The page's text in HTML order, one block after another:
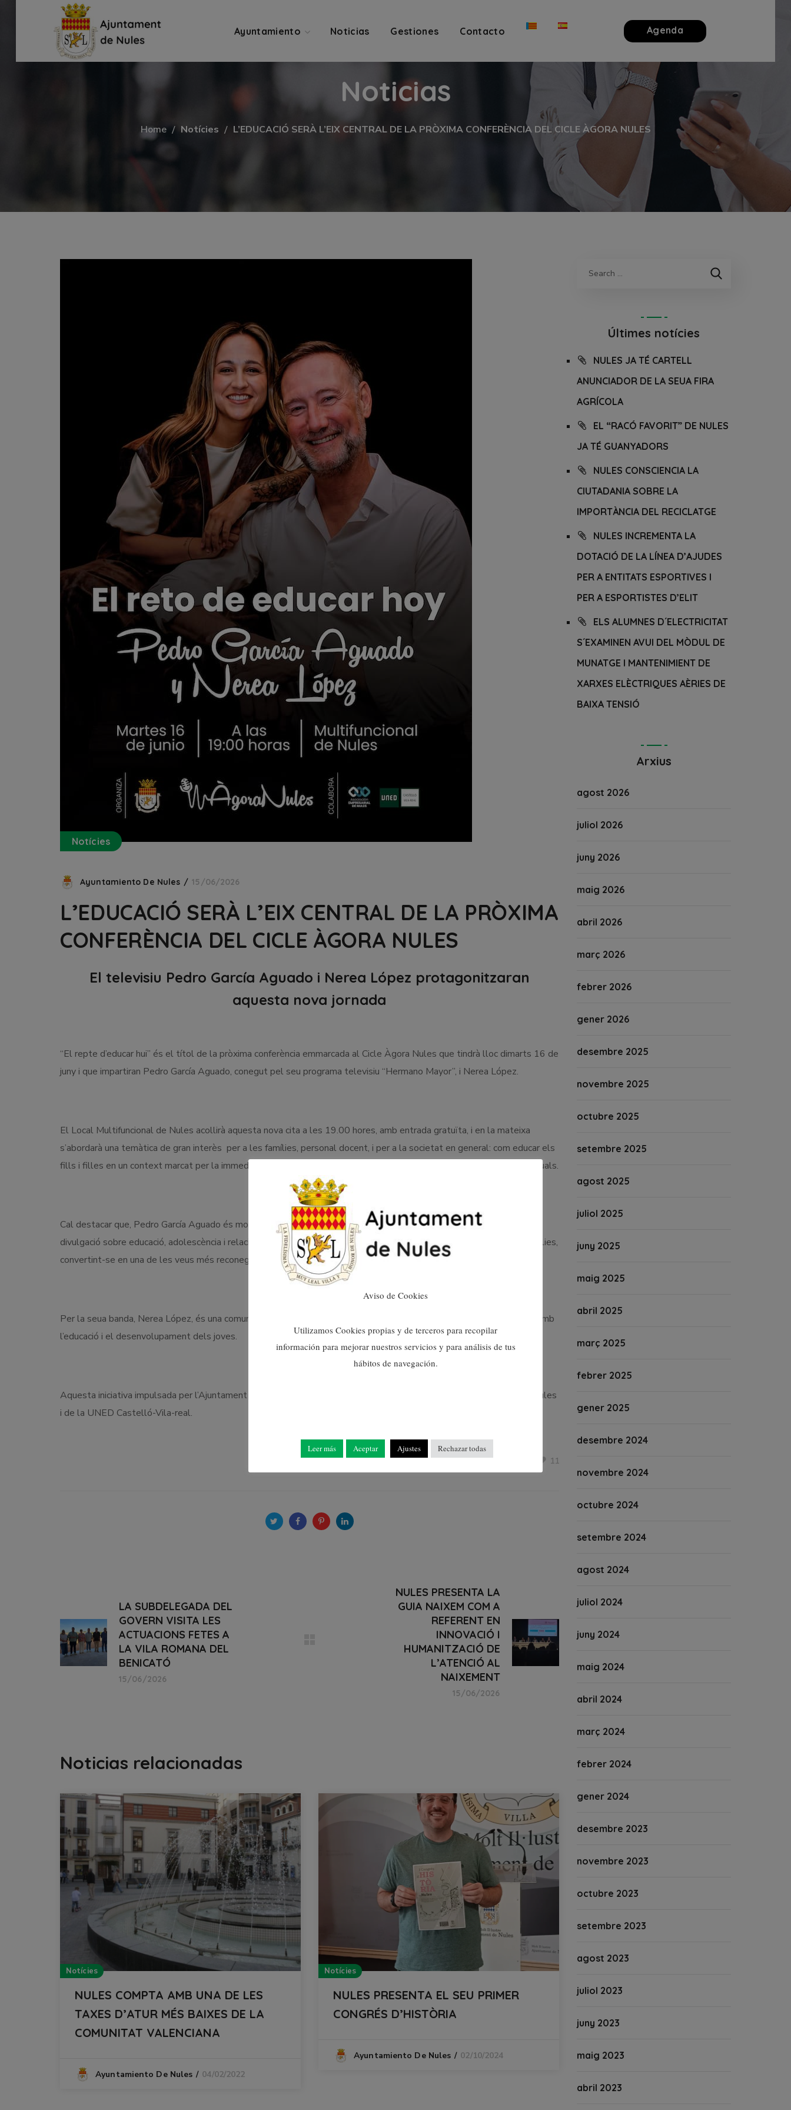
Ayuntamiento Noticias Gestiones Contacto Agenda
Noticias
Home Notícies L’EDUCACIÓ SERÀ L’EIX CENTRAL DE LA PRÒXIMA CONFERÈNCIA DEL CICLE ÀGORA NULES
Notícies
Ayuntamiento De Nules 15/06/2026
L’EDUCACIÓ SERÀ L’EIX CENTRAL DE LA PRÒXIMA
CONFERÈNCIA DEL CICLE ÀGORA NULES
El televisiu Pedro García Aguado i Nerea López protagonitzaran
aquesta nova jornada
“El repte d’educar hui” és el títol de la pròxima conferència emmarcada al Cicle Àgora Nules que tindrà lloc dimarts 16 de
juny i que impartiran Pedro García Aguado, conegut pel seu programa televisiu “Hermano Mayor”, i Nerea López.
El Local Multifuncional de Nules acollirà aquesta nova cita a les 19.00 hores, amb entrada gratuïta, i en la mateixa
s’abordarà una temàtica de gran interès per a les famílies, personal docent, i per a la societat en general: com educar els
fills i filles en un context marcat per la immediatesa, la tecnologia, les xarxes socials i els profunds canvis socials actuals.
Cal destacar que, Pedro García Aguado és molt conegut per la seua trajectòria professional i per la seua tasca de
divulgació sobre educació, adolescència i relacions familiars, que durant anys ha treballat directament amb joves i famílies,
convertint-se en una de les veus més reconegudes a Espanya en matèria d’educació i prevenció.
Per la seua banda, Nerea López, és una comunicadora i divulgadora especialitzada en qüestions relacionades també amb
l’educació i el desenvolupament dels joves.
Aquesta iniciativa impulsada per l’Ajuntament de Nules compta amb la col·laboració de l’Associació Empresarial de Nules
i de la UNED Castelló-Vila-real.
11
LA SUBDELEGADA DEL
GOVERN VISITA LES
ACTUACIONS FETES A
LA VILA ROMANA DEL
BENICATÓ
15/06/2026
NULES PRESENTA LA
GUIA NAIXEM COM A
REFERENT EN
INNOVACIÓ I
HUMANITZACIÓ DE
L’ATENCIÓ AL
NAIXEMENT
15/06/2026
Noticias relacionadas
Notícies
NULES COMPTA AMB UNA DE LES
TAXES D’ATUR MÉS BAIXES DE LA
COMUNITAT VALENCIANA
Ayuntamiento De Nules 04/02/2022
Notícies
NULES PRESENTA EL SEU PRIMER
CONGRÉS D’HISTÒRIA
Ayuntamiento De Nules 02/10/2024
Últimes notícies
NULES JA TÉ CARTELL
ANUNCIADOR DE LA SEUA FIRA
AGRÍCOLA
EL “RACÓ FAVORIT” DE NULES
JA TÉ GUANYADORS
NULES CONSCIENCIA LA
CIUTADANIA SOBRE LA
IMPORTÀNCIA DEL RECICLATGE
NULES INCREMENTA LA
DOTACIÓ DE LA LÍNEA D’AJUDES
PER A ENTITATS ESPORTIVES I
PER A ESPORTISTES D’ELIT
ELS ALUMNES D´ELECTRICITAT
S´EXAMINEN AVUI DEL MÒDUL DE
MUNATGE I MANTENIMIENT DE
XARXES ELÈCTRIQUES AÈRIES DE
BAIXA TENSIÓ
Arxius
agost 2026
juliol 2026
juny 2026
maig 2026
abril 2026
març 2026
febrer 2026
gener 2026
desembre 2025
novembre 2025
octubre 2025
setembre 2025
agost 2025
juliol 2025
juny 2025
maig 2025
abril 2025
març 2025
febrer 2025
gener 2025
desembre 2024
novembre 2024
octubre 2024
setembre 2024
agost 2024
juliol 2024
juny 2024
maig 2024
abril 2024
març 2024
febrer 2024
gener 2024
desembre 2023
novembre 2023
octubre 2023
setembre 2023
agost 2023
juliol 2023
juny 2023
maig 2023
abril 2023
Aviso de Cookies
Utilizamos Cookies propias y de terceros para recopilar
información para mejorar nuestros servicios y para análisis de tus
hábitos de navegación.
Leer más Aceptar Ajustes Rechazar todas